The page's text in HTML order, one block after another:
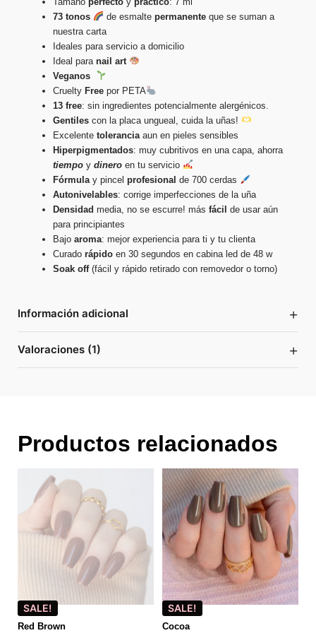
73 tonos
de esmalte permanenteque se suman a
nuestra carta
Ideales para servicio a domicilio
Ideal para nail art
Veganos
Cruelty Free por PETA
13 free: sin ingredientes potencialmente alergénicos.
Gentiles con la placa ungueal, cuida la uñas!
Excelente toleranciaaun en pieles sensibles
Hiperpigmentados: muy cubritivos en una capa, ahorra
tiempo y dinero en tu servicio
Fórmulay pincel profesional de 700 cerdas
Autonivelables: corrige imperfecciones de la uña
Densidad media, no se escurre! más fácil de usar aún
para principiantes
Bajo aroma: mejor experiencia para ti y tu clienta
Curado rápido en 30 segundos en cabina led de 48 w
Soak off(fácil y rápido retirado con removedor o torno)
Información adicional +
Valoraciones (1) +
Productos relacionados
SALE!
Red Brown
SALE!
Cocoa